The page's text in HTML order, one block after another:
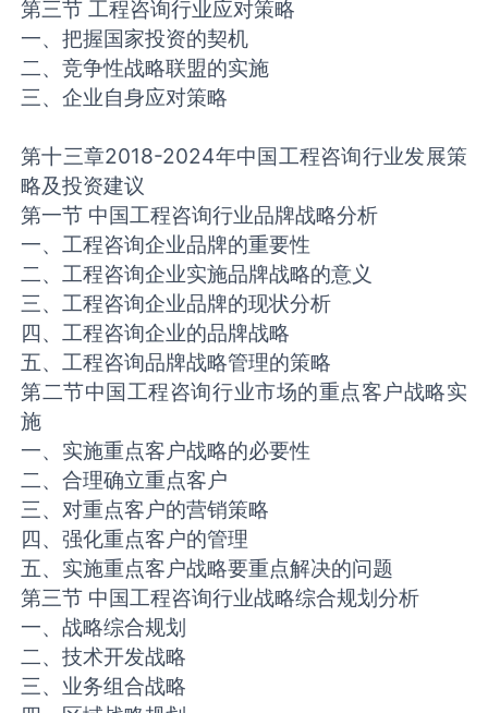
第三节 工程咨询行业应对策略
一、把握国家投资的契机
二、竞争性战略联盟的实施
三、企业自身应对策略
第十三章2018-2024年中国工程咨询行业发展策
略及投资建议
第一节 中国工程咨询行业品牌战略分析
一、工程咨询企业品牌的重要性
二、工程咨询企业实施品牌战略的意义
三、工程咨询企业品牌的现状分析
四、工程咨询企业的品牌战略
五、工程咨询品牌战略管理的策略
第二节中国工程咨询行业市场的重点客户战略实
施
一、实施重点客户战略的必要性
二、合理确立重点客户
三、对重点客户的营销策略
四、强化重点客户的管理
五、实施重点客户战略要重点解决的问题
第三节 中国工程咨询行业战略综合规划分析
一、战略综合规划
二、技术开发战略
三、业务组合战略